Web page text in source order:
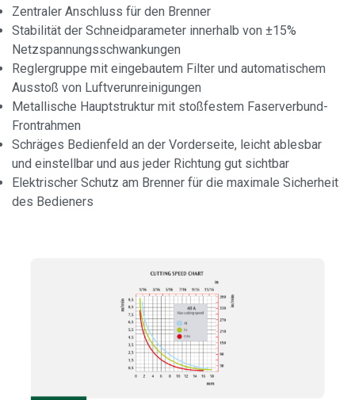
Zentraler Anschluss für den Brenner
Stabilität der Schneidparameter innerhalb von ±15%
Netzspannungsschwankungen
Reglergruppe mit eingebautem Filter und automatischem
Ausstoß von Luftverunreinigungen
Metallische Hauptstruktur mit stoßfestem Faserverbund-
Frontrahmen
Schräges Bedienfeld an der Vorderseite, leicht ablesbar
und einstellbar und aus jeder Richtung gut sichtbar
Elektrischer Schutz am Brenner für die maximale Sicherheit
des Bedieners